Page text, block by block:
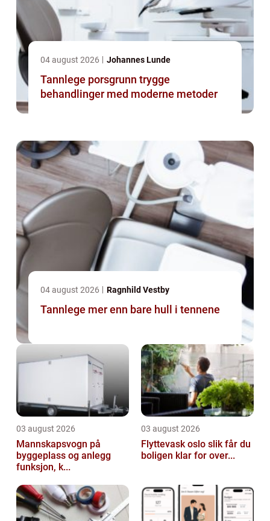
04 august 2026 Johannes Lunde
Tannlege porsgrunn trygge
behandlinger med moderne metoder
04 august 2026 Ragnhild Vestby
Tannlege mer enn bare hull i tennene
03 august 2026
Mannskapsvogn på
byggeplass og anlegg
funksjon, k...
03 august 2026
Flyttevask oslo slik får du
boligen klar for over...